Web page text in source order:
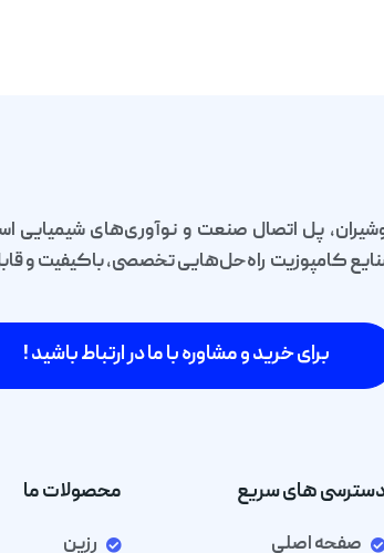
پل اتصال صنعت و نوآوری‌های شیمیایی
کامپوزیت راه‌حل‌هایی تخصصی، باکیفیت و
برای خرید و مشاوره با ما در ارتباط باشید !
های سریع
صفحه اصلی
محصولات ما
رزین